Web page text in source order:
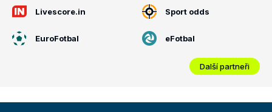
Livescore.in Sport odds
EuroFotbal eFotbal
Další partneři